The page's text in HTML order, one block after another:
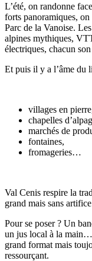
L’été, on randonne
forts panoramiques, on
Parc de la Vanoise.
alpines mythiques,
électriques, chacun
Et puis il y a l’âme du
villages en
chapelles
marchés de
fontaines,
fromageries…
Val Cenis respire la
grand mais sans
Pour se poser ? Un
un jus local à la main…
grand format mais
ressourçant.